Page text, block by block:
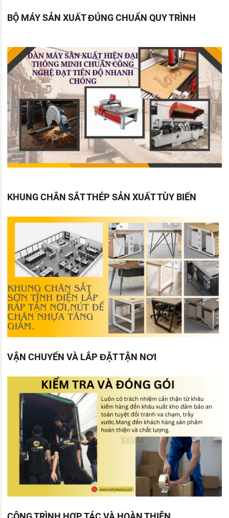
BỘ MÁY SẢN XUẤT ĐÚNG CHUẨN QUY TRÌNH
KHUNG CHÂN SẮT THÉP SẢN XUẤT TÙY BIẾN
VẬN CHUYỂN VÀ LẮP ĐẶT TẬN NƠI